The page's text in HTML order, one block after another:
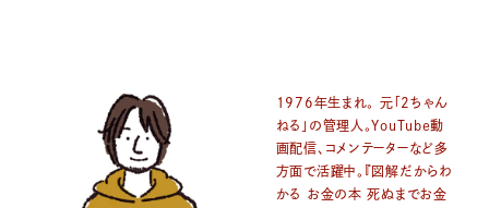
1976年生まれ。 元「2ちゃん
ねる」の管理人。YouTube動
画配信、コメンテーターなど多
方面で活躍中。『図解だからわ
かる お金の本 死ぬまでお金